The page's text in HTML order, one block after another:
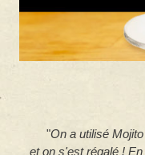
"On a utilisé
et on s'est régalé !